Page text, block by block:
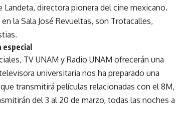
directora pionera del cine mexicano.
la Sala José Revueltas, son Trotacalles,
TV UNAM y Radio UNAM ofrecerán una
universitaria nos ha preparado una
transmitirá películas relacionadas con el 8M,
del 3 al 20 de marzo, todas las noches a